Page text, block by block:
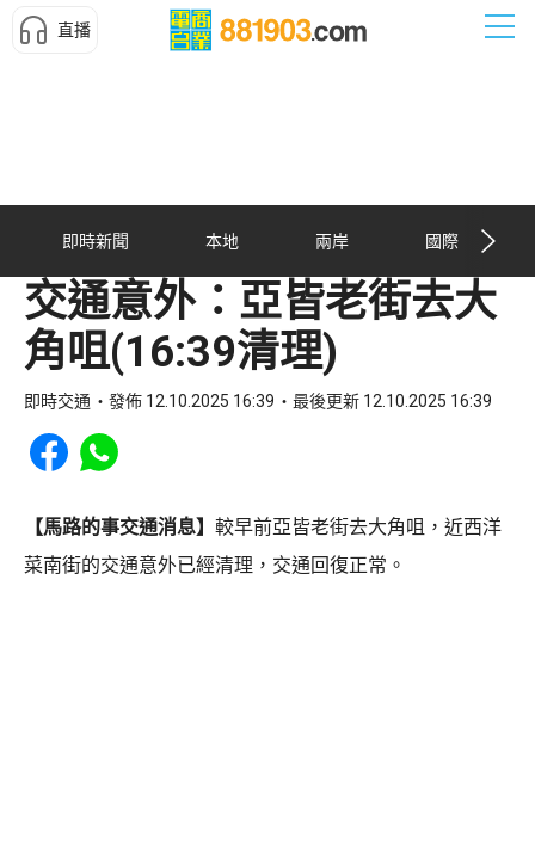
直播
即時新聞 本地 兩岸 國際
交通意外：亞皆老街去大
角咀(16:39清理)
即時交通 發佈 12.10.2025 16:39 最後更新 12.10.2025 16:39
Share to Facebook
Share to WhatsApp
【馬路的事交通消息】 較早前亞皆老街去大角咀，近西洋
菜南街的交通意外已經清理，交通回復正常。